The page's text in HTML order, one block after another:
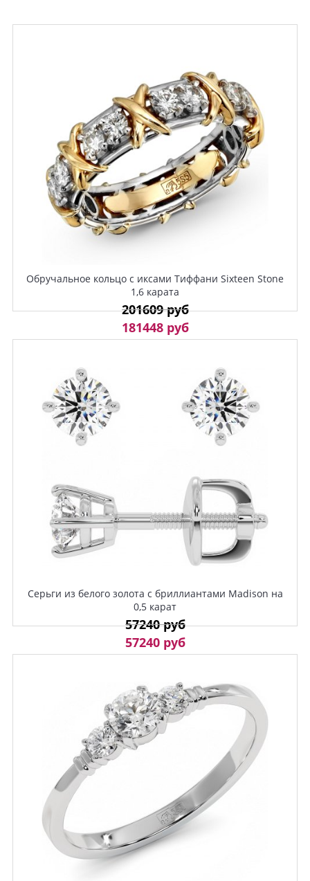
Обручальное кольцо с иксами Тиффани Sixteen Stone
1,6 карата
201609 руб
181448 руб
Серьги из белого золота с бриллиантами Madison на
0,5 карат
57240 руб
57240 руб